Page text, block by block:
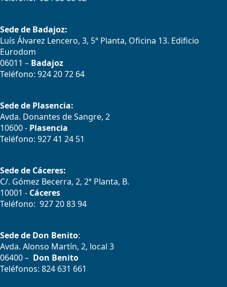
Sede de Badajoz:
Luís Álvarez Lencero, 3, 5ª Planta, Oficina 13. Edificio
Eurodom
06011 – Badajoz
Teléfono: 924 20 72 64
Sede de Plasencia:
Avda. Donantes de Sangre, 2
10600 - Plasencia
Teléfono: 927 41 24 51
Sede de Cáceres:
C/. Gómez Becerra, 2, 2ª Planta, B.
10001 - Cáceres
Teléfono: 927 20 83 94
Sede de Don Benito:
Avda. Alonso Martín, 2, local 3
06400 – Don Benito
Teléfonos: 824 631 661